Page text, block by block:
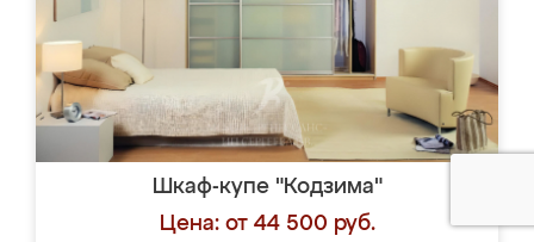
Шкаф-купе "Кодзима"
Цена: от 44 500 руб.